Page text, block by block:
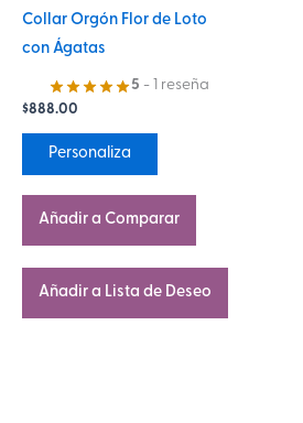
Collar Orgón Flor de Loto
con Ágatas
5 - 1 reseña
$888.00
Personaliza
elegir
la
Añadir a Comparar
Añadir a Lista de Deseo